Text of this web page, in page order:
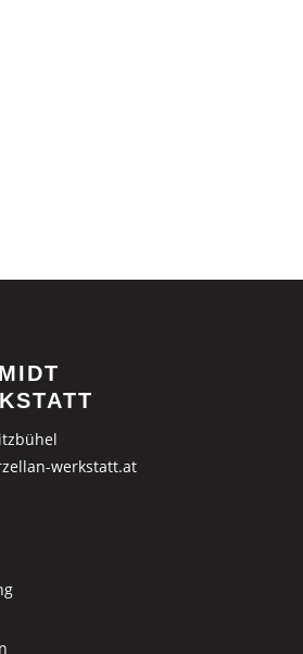
werkstatt.at